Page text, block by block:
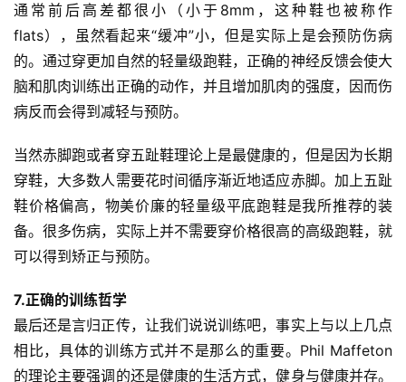
运
动
集
通常前后高差都很小（小于8mm，这种鞋也被称作
flats），虽然看起来“缓冲”小，但是实际上是会预防伤病
的。通过穿更加自然的轻量级跑鞋，正确的神经反馈会使大
脑和肌肉训练出正确的动作，并且增加肌肉的强度，因而伤
病反而会得到减轻与预防。
当然赤脚跑或者穿五趾鞋理论上是最健康的，但是因为长期
穿鞋，大多数人需要花时间循序渐近地适应赤脚。加上五趾
鞋价格偏高，物美价廉的轻量级平底跑鞋是我所推荐的装
备。很多伤病，实际上并不需要穿价格很高的高级跑鞋，就
可以得到矫正与预防。
7.正确的训练哲学
最后还是言归正传，让我们说说训练吧，事实上与以上几点
相比，具体的训练方式并不是那么的重要。Phil Maffeton
的理论主要强调的还是健康的生活方式，健身与健康并存。